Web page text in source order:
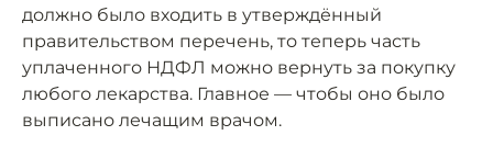
должно было входить в утверждённый
правительством перечень, то теперь часть
уплаченного НДФЛ можно вернуть за покупку
любого лекарства. Главное — чтобы оно было
выписано лечащим врачом.